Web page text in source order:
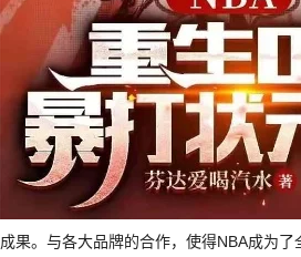
果。与各大品牌的合作，使得NBA成为了